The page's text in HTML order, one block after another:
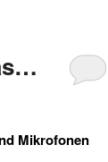
Mikrofonen